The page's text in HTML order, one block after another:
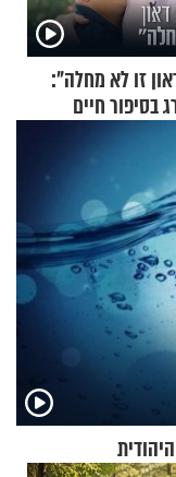
זו לא מחלה":
בסיפור חיים